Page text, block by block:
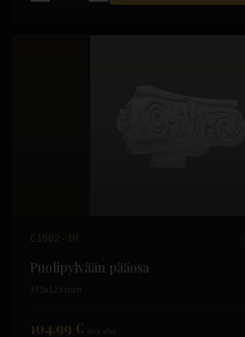
C1002-1H
Puolipylvään pääosa
375x125 mm
104.99 €